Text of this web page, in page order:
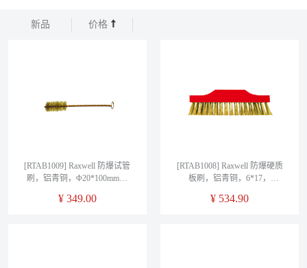
新品 价格
[RTAB1009] Raxwell 防爆试管
刷，铝青铜，Φ20*100mm，
¥ 349.00
[RTAB1008] Raxwell 防爆硬质
板刷，铝青铜，6*17，
¥ 534.90